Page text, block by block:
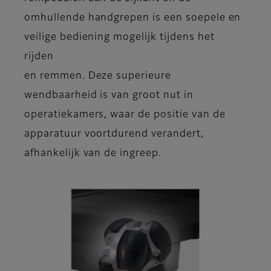
omhullende handgrepen is een soepele en
veilige bediening mogelijk tijdens het
rijden
en remmen. Deze superieure
wendbaarheid is van groot nut in
operatiekamers, waar de positie van de
apparatuur voortdurend verandert,
afhankelijk van de ingreep.